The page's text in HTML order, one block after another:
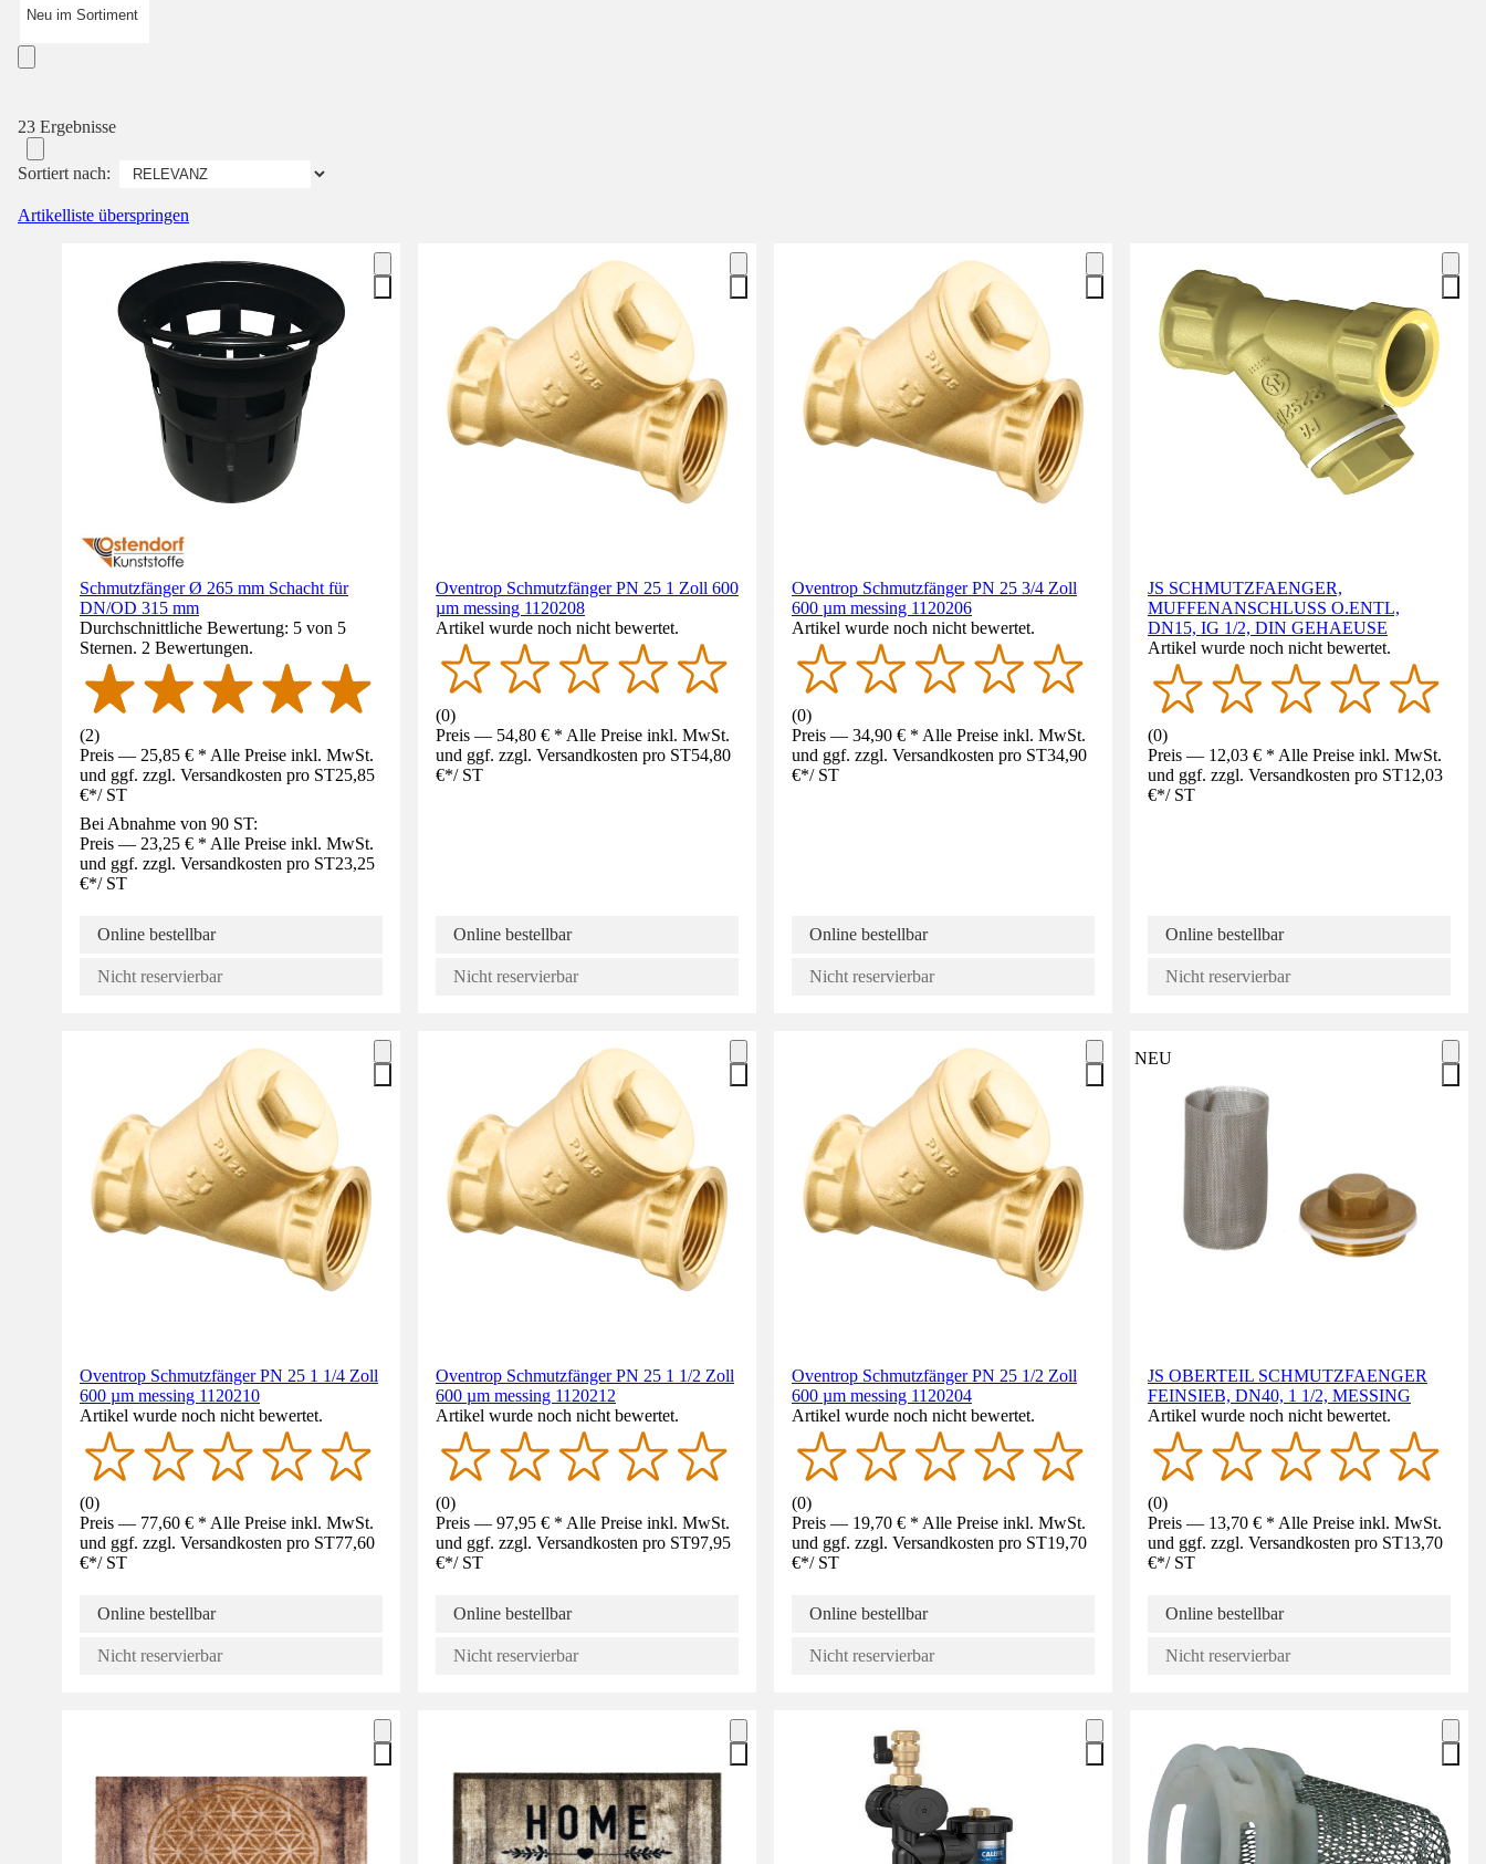
Neu im Sortiment
23 Ergebnisse
Sortiert nach:
Artikelliste überspringen
Schmutzfänger Ø 265 mm Schacht für
DN/OD 315 mm
Durchschnittliche Bewertung: 5 von 5
Sternen. 2 Bewertungen.
(2)
Preis — 25,85 € * Alle Preise inkl. MwSt.
und ggf. zzgl. Versandkosten pro ST25,85
€*/ ST
Bei Abnahme von 90 ST:
Preis — 23,25 € * Alle Preise inkl. MwSt.
und ggf. zzgl. Versandkosten pro ST23,25
€*/ ST
Online bestellbar
Nicht reservierbar
Oventrop Schmutzfänger PN 25 1 Zoll 600
µm messing 1120208
Artikel wurde noch nicht bewertet.
(0)
Preis — 54,80 € * Alle Preise inkl. MwSt.
und ggf. zzgl. Versandkosten pro ST54,80
€*/ ST
Online bestellbar
Nicht reservierbar
Oventrop Schmutzfänger PN 25 3/4 Zoll
600 µm messing 1120206
Artikel wurde noch nicht bewertet.
(0)
Preis — 34,90 € * Alle Preise inkl. MwSt.
und ggf. zzgl. Versandkosten pro ST34,90
€*/ ST
Online bestellbar
Nicht reservierbar
JS SCHMUTZFAENGER,
MUFFENANSCHLUSS O.ENTL,
DN15, IG 1/2, DIN GEHAEUSE
Artikel wurde noch nicht bewertet.
(0)
Preis — 12,03 € * Alle Preise inkl. MwSt.
und ggf. zzgl. Versandkosten pro ST12,03
€*/ ST
Online bestellbar
Nicht reservierbar
Oventrop Schmutzfänger PN 25 1 1/4 Zoll
600 µm messing 1120210
Artikel wurde noch nicht bewertet.
(0)
Preis — 77,60 € * Alle Preise inkl. MwSt.
und ggf. zzgl. Versandkosten pro ST77,60
€*/ ST
Online bestellbar
Nicht reservierbar
Oventrop Schmutzfänger PN 25 1 1/2 Zoll
600 µm messing 1120212
Artikel wurde noch nicht bewertet.
(0)
Preis — 97,95 € * Alle Preise inkl. MwSt.
und ggf. zzgl. Versandkosten pro ST97,95
€*/ ST
Online bestellbar
Nicht reservierbar
Oventrop Schmutzfänger PN 25 1/2 Zoll
600 µm messing 1120204
Artikel wurde noch nicht bewertet.
(0)
Preis — 19,70 € * Alle Preise inkl. MwSt.
und ggf. zzgl. Versandkosten pro ST19,70
€*/ ST
Online bestellbar
Nicht reservierbar
NEU
JS OBERTEIL SCHMUTZFAENGER
FEINSIEB, DN40, 1 1/2, MESSING
Artikel wurde noch nicht bewertet.
(0)
Preis — 13,70 € * Alle Preise inkl. MwSt.
und ggf. zzgl. Versandkosten pro ST13,70
€*/ ST
Online bestellbar
Nicht reservierbar